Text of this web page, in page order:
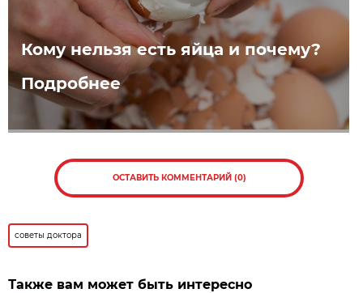
Кому нельзя есть яйца и почему?
Подробнее
ОСТАВИТЬ КОММЕНТАРИЙ (0)
советы доктора
Также вам может быть интересно